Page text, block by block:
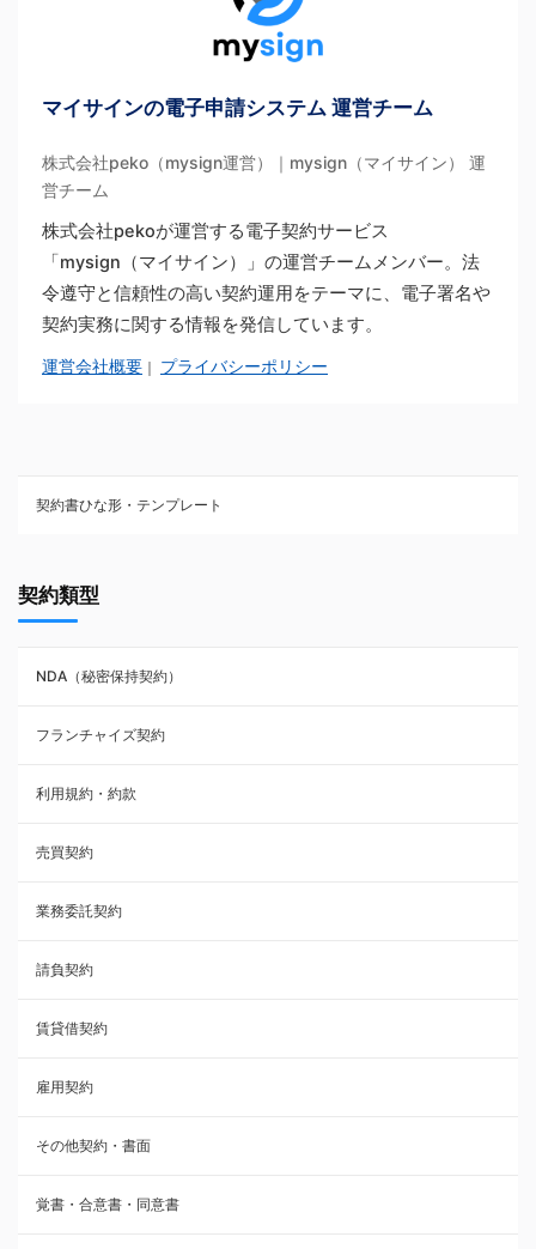
マイサインの電子申請システム 運営チーム
株式会社peko（mysign運営）｜mysign（マイサイン） 運
営チーム
株式会社pekoが運営する電子契約サービス
「mysign（マイサイン）」の運営チームメンバー。法
令遵守と信頼性の高い契約運用をテーマに、電子署名や
契約実務に関する情報を発信しています。
運営会社概要 ｜ プライバシーポリシー
契約書ひな形・テンプレート
NDA（秘密保持契約）
業務委託契約
利用規約・約款
覚書・合意書・同意書
承諾書
雇用契約
その他契約・書面
売買契約
株主総会議事録・関連書類
請負契約
フランチャイズ契約
契約類型
NDA（秘密保持契約）
フランチャイズ契約
利用規約・約款
売買契約
業務委託契約
請負契約
賃貸借契約
雇用契約
その他契約・書面
覚書・合意書・同意書